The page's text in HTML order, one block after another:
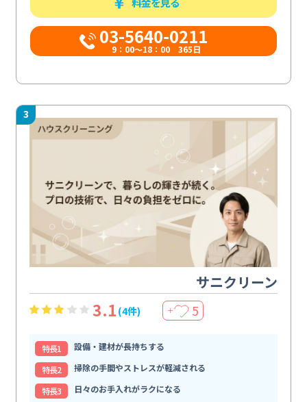
03-5640-0211
9：00～18：00 365日
3
サニクリーン
3.1 (4件) ＋ 5
特⻑1
設備・建材が長持ちする
特⻑2
掃除の手間やストレスが軽減される
特⻑3
日々のお手入れがラクになる